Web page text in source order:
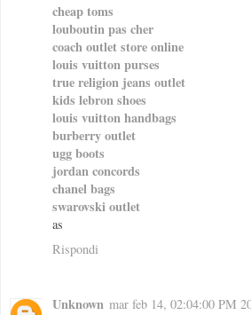
cheap toms
louboutin pas cher
coach outlet store online
louis vuitton purses
true religion jeans outlet
kids lebron shoes
louis vuitton handbags
burberry outlet
ugg boots
jordan concords
chanel bags
swarovski outlet
as
Rispondi
Unknown mar feb 14, 02:04:00 PM